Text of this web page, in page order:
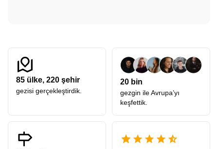
85 ülke, 220 şehir
gezisi gerçekleştirdik.
20 bin
gezgin ile Avrupa’yı
keşfettik.